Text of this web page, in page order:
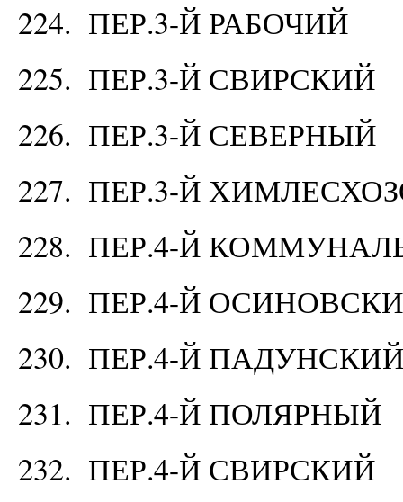
224. ПЕР.3-Й РАБОЧИЙ
225. ПЕР.3-Й СВИРСКИЙ
226. ПЕР.3-Й СЕВЕРНЫЙ
227. ПЕР.3-Й
228. ПЕР.4-Й
229. ПЕР.4-Й
230. ПЕР.4-Й
231. ПЕР.4-Й ПОЛЯРНЫЙ
232. ПЕР.4-Й СВИРСКИЙ